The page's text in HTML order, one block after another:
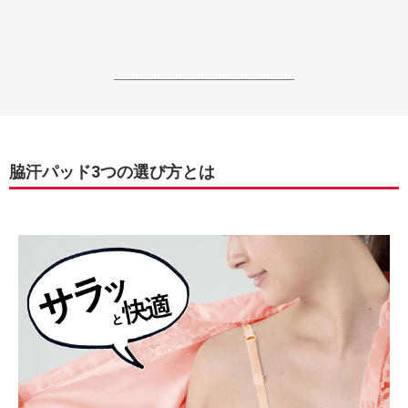
------------------------------------------------------------------
脇汗パッド3つの選び方とは